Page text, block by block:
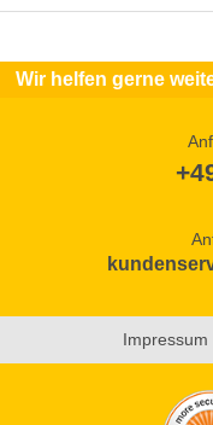
Wir helfen gerne
Impressum